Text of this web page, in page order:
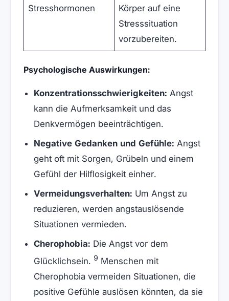
Stresshormonen
Körper auf eine
Stresssituation
vorzubereiten.
Psychologische Auswirkungen:
Konzentrationsschwierigkeiten: Angst
kann die Aufmerksamkeit und das
Denkvermögen beeinträchtigen.
Negative Gedanken und Gefühle: Angst
geht oft mit Sorgen, Grübeln und einem
Gefühl der Hilflosigkeit einher.
Vermeidungsverhalten: Um Angst zu
reduzieren, werden angstauslösende
Situationen vermieden.
Cherophobia: Die Angst vor dem
Glücklichsein. 9 Menschen mit
Cherophobia vermeiden Situationen, die
positive Gefühle auslösen könnten, da sie